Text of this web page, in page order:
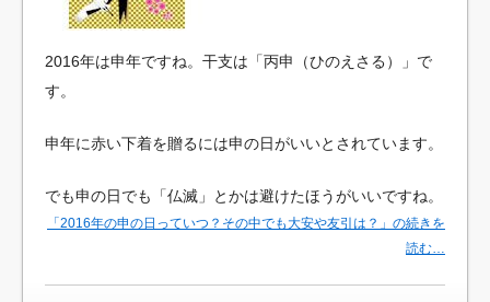
2016年は申年ですね。干支は「丙申（ひのえさる）」で
す。
申年に赤い下着を贈るには申の日がいいとされています。
でも申の日でも「仏滅」とかは避けたほうがいいですね。
「2016年の申の日っていつ？その中でも大安や友引は？」の続きを
読む…